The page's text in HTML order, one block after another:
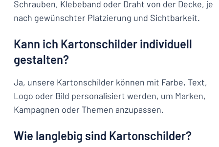
Schrauben, Klebeband oder Draht von der Decke, je
nach gewünschter Platzierung und Sichtbarkeit.
Kann ich Kartonschilder individuell
gestalten?
Ja, unsere Kartonschilder können mit Farbe, Text,
Logo oder Bild personalisiert werden, um Marken,
Kampagnen oder Themen anzupassen.
Wie langlebig sind Kartonschilder?